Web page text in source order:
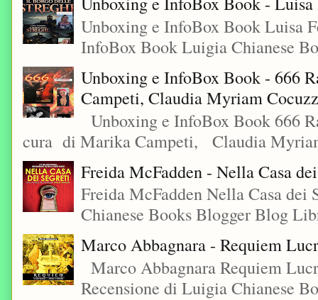
Unboxing e InfoBox Book Luisa
InfoBox Book Luigia Chianese
Unboxing e InfoBox Book - 666
Campeti, Claudia Myriam
Unboxing e InfoBox Book 666
cura di Marika Campeti, Claudia
Freida McFadden - Nella Casa
Freida McFadden Nella Casa
Chianese Books Blogger Blog
Marco Abbagnara - Requiem
Marco Abbagnara Requiem
Recensione di Luigia Chianese